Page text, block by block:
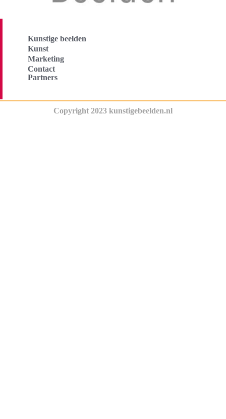
Kunstige beelden
Kunst
Marketing
Contact
Partners
Copyright 2023 kunstigebeelden.nl